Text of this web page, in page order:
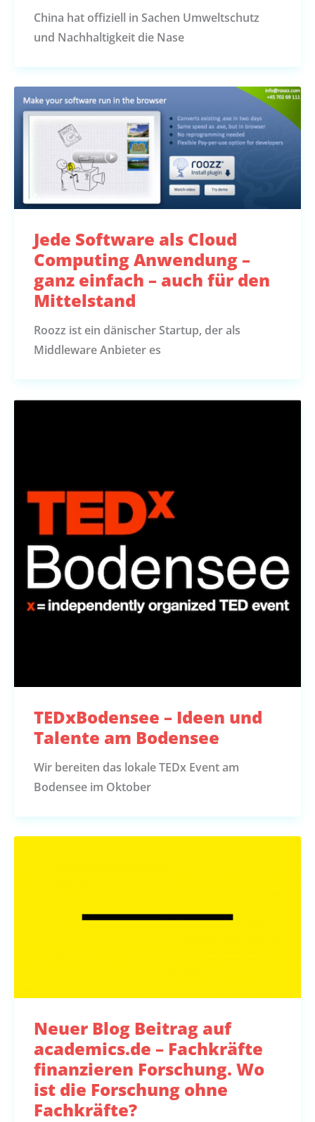
China hat offiziell in Sachen Umweltschutz
und Nachhaltigkeit die Nase
Jede Software als Cloud
Computing Anwendung –
ganz einfach – auch für den
Mittelstand
Roozz ist ein dänischer Startup, der als
Middleware Anbieter es
TEDxBodensee – Ideen und
Talente am Bodensee
Wir bereiten das lokale TEDx Event am
Bodensee im Oktober
Neuer Blog Beitrag auf
academics.de – Fachkräfte
finanzieren Forschung. Wo
ist die Forschung ohne
Fachkräfte?